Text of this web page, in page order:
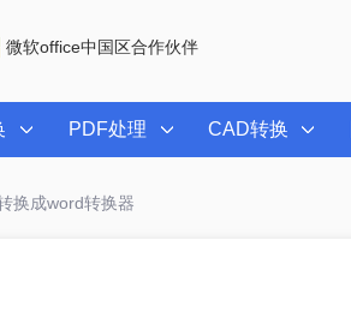
微软office中国区合作伙伴
PDF处理 CAD转换
换成word转换器